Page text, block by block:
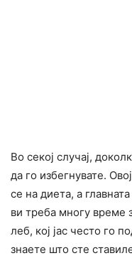
Во секој случај,
да го избегнувате.
се на диета, а
ви треба многу време
леб, кој јас често го
знаете што сте